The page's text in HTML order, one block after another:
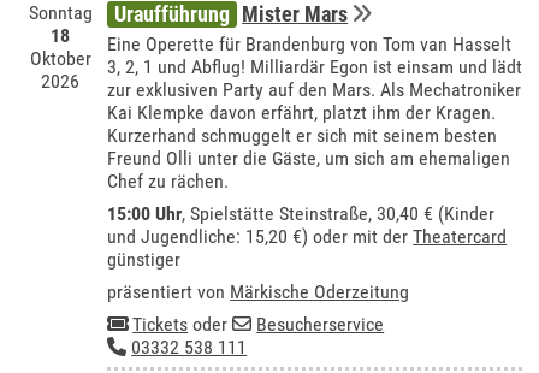
Sonntag
18
Oktober
2026
Uraufführung Mister Mars
Eine Operette für Brandenburg von Tom van Hasselt
3, 2, 1 und Abflug! Milliardär Egon ist einsam und lädt
zur exklusiven Party auf den Mars. Als Mechatroniker
Kai Klempke davon erfährt, platzt ihm der Kragen.
Kurzerhand schmuggelt er sich mit seinem besten
Freund Olli unter die Gäste, um sich am ehemaligen
Chef zu rächen.
15:00 Uhr, Spielstätte Steinstraße, 30,40 € (Kinder
und Jugendliche: 15,20 €) oder mit derTheatercard
günstiger
präsentiert von Märkische Oderzeitung
Tickets oder
Besucherservice
03332 538 111